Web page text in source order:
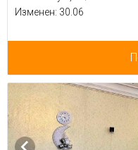
Изменен: 30.06